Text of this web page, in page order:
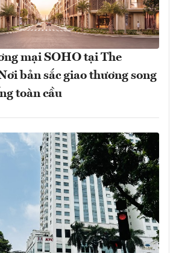
mại SOHO tại The
bản sắc giao thương song
toàn cầu